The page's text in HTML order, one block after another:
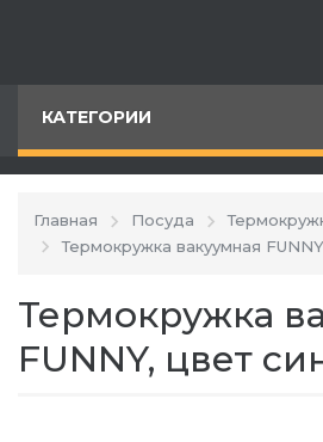
КАТЕГОРИИ
Главная Посуда
Термокружка вакуумная FUNNY
Термокружка
FUNNY, цвет